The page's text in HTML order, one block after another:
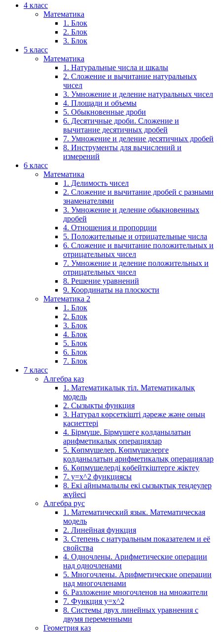
4 класс
Математика
1. Блок
2. Блок
3. Блок
5 класс
Математика
1. Натуральные числа и шкалы
2. Сложение и вычитание натуральных
чисел
3. Умножение и деление натуральных чисел
4. Площади и объемы
5. Обыкновенные дроби
6. Десятичные дроби. Сложение и
вычитание десятичных дробей
7. Умножение и деление десятичных дробей
8. Инструменты для вычислений и
измерений
6 класс
Математика
1. Делимость чисел
2. Сложение и вычитание дробей с разными
знаменателями
3. Умножение и деление обыкновенных
дробей
4. Отношения и пропорции
5. Положительные и отрицательные числа
6. Сложение и вычитание положительных и
отрицательных чисел
7. Умножение и деление положительных и
отрицательных чисел
8. Решение уравнений
9. Координаты на плоскости
Математика 2
1. Блок
2. Блок
3. Блок
4. Блок
5. Блок
6. Блок
7. Блок
7 класс
Алгебра каз
1. Математикалық тіл. Математикалық
модель
2. Сызықты функция
3. Натурал көрсеткішті дәреже және оның
қасиеттері
4. Бірмүше. Бірмүшеге қолданылатын
арифметикалық операциялар
5. Көпмүшелер. Көпмүшелерге
қолданылатын арифметикалық операциялар
6. Көпмүшелерді көбейткіштерге жіктеу
7. у=х^2 функциясы
8. Екі айнымалылы екі сызықтық теңдеулер
жүйесі
Алгебра рус
1. Математический язык. Математическая
модель
2. Линейная функция
3. Степень с натуральным показателем и её
свойства
4. Одночлены. Арифметические операции
над одночленами
5. Многочлены. Арифметические операции
над многочленами
6. Разложение многочленов на множители
7. Функция y=x^2
8. Системы двух линейных уравнения с
двумя переменными
Геометрия каз